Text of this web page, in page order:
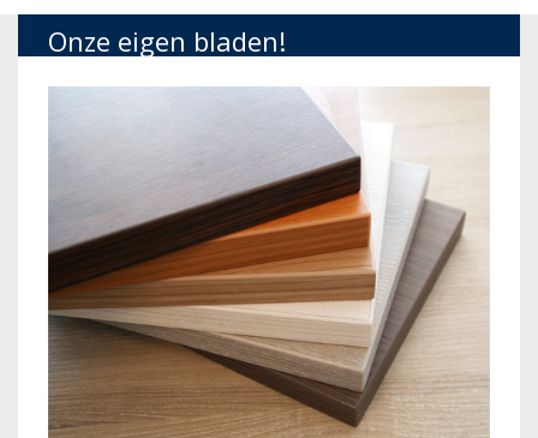
Onze eigen bladen!